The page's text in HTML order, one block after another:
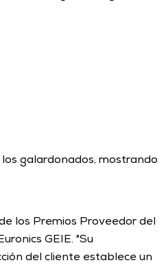
galardonados, mostrando
los Premios Proveedor del
GEIE. "Su
del cliente establece un